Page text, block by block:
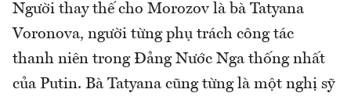
Người thay thế cho Morozov là bà Tatyana
Voronova, người từng phụ trách công tác
thanh niên trong Đảng Nước Nga thống nhất
của Putin. Bà Tatyana cũng từng là một nghị sỹ